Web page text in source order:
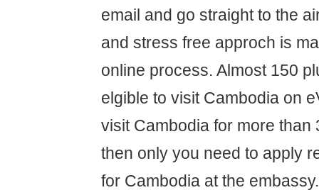
email and go straight to the
and stress free approch is
online process. Almost 150
elgible to visit Cambodia on
visit Cambodia for more than
then only you need to apply
for Cambodia at the